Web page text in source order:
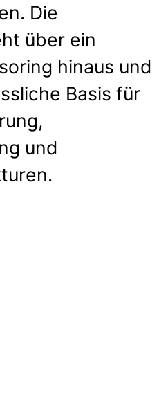
Die
über ein
hinaus und
Basis für
und